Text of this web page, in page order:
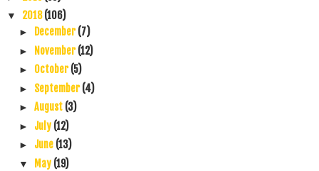
▼ 2018(106)
► December(7)
► November(12)
► October(5)
► September(4)
► August (3)
► July (12)
► June (13)
▼ May (19)